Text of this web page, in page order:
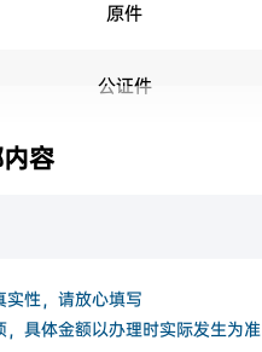
原件
公证件
容
性，请放心填写
具体金额以办理时实际发生为准